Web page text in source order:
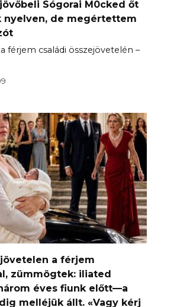
Sógorai M0cked őt
nyelven, de megértettem
férjem családi összejövetelén –
a férjem
zümmögtek: iliated
éves fiunk előtt—a
melléjük állt. «Vagy kérj